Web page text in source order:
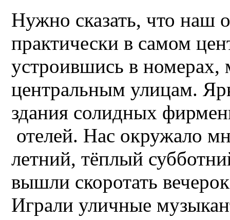
Нужно сказать, что наш
практически в самом
устроившись в
центральным улицам.
здания солидных
отелей. Нас окружало
летний, тёплый
вышли скоротать
Играли уличные